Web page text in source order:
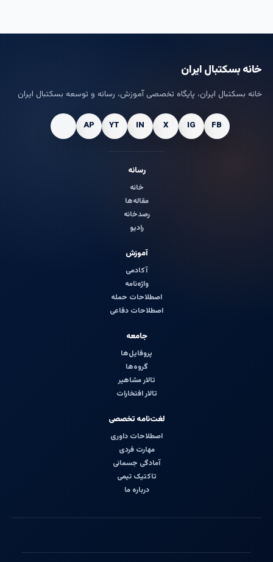
خانه بسکتبال ایران
خانه بسکتبال ایران، پایگاه تخصصی آموزش، رسانه و توسعه بسکتبال ایران
رسانه
خانه
مقاله‌ها
رصدخانه
رادیو
آموزش
آکادمی
واژه‌نامه
اصطلاحات حمله
اصطلاحات دفاعی
جامعه
پروفایل‌ها
گروه‌ها
تالار مشاهیر
تالار افتخارات
لغت‌نامه تخصصی
اصطلاحات داوری
مهارت فردی
آمادگی جسمانی
تاکتیک تیمی
درباره ما